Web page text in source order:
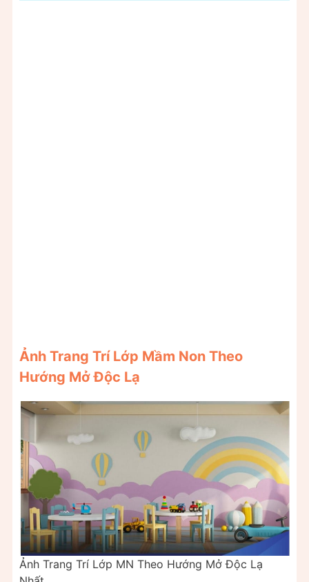
Ảnh Trang Trí Lớp Mầm Non Theo
Hướng Mở Độc Lạ
Ảnh Trang Trí Lớp MN Theo Hướng Mở Độc Lạ